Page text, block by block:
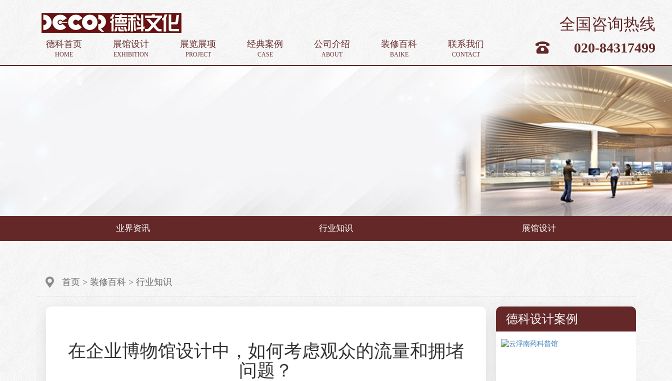
全国咨询热线
020-84317499
德科首页
HOME
展馆设计
EXHIBITION
展览展项
PROJECT
经典案例
CASE
公司介绍
ABOUT
装修百科
BAIKE
联系我们
CONTACT
业界资讯 行业知识 展馆设计
首页 > 装修百科 > 行业知识
在企业博物馆设计中，如何考虑观众的流量和拥堵
问题？
德科设计案例